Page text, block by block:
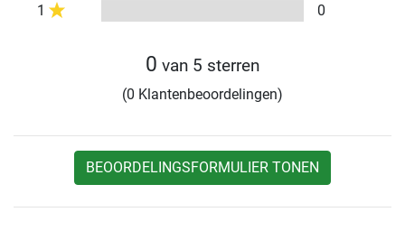
1
0
0 van 5 sterren
(0 Klantenbeoordelingen)
BEOORDELINGSFORMULIER TONEN